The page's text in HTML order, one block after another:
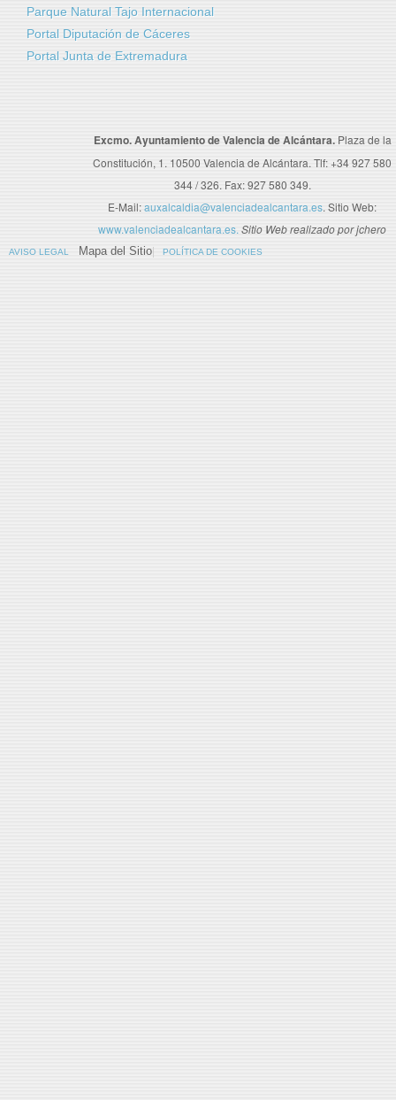
Parque Natural Tajo Internacional
Portal Diputación de Cáceres
Portal Junta de Extremadura
Excmo. Ayuntamiento de Valencia de Alcántara. Plaza de la
Constitución, 1. 10500 Valencia de Alcántara. Tlf: +34 927 580
344 / 326. Fax: 927 580 349.
E-Mail:auxalcaldia@valenciadealcantara.es. Sitio Web:
www.valenciadealcantara.es. Sitio Web realizado por jchero
AVISO LEGAL Mapa del Sitio POLÍTICA DE COOKIES